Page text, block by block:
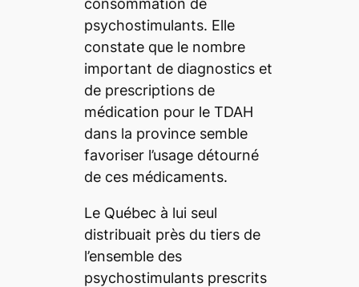
consommation de
psychostimulants. Elle
constate que le nombre
important de diagnostics et
de prescriptions de
médication pour le TDAH
dans la province semble
favoriser l’usage détourné
de ces médicaments.
Le Québec à lui seul
distribuait près du tiers de
l’ensemble des
psychostimulants prescrits